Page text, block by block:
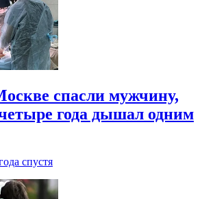
спасли мужчину,
года дышал одним
спустя